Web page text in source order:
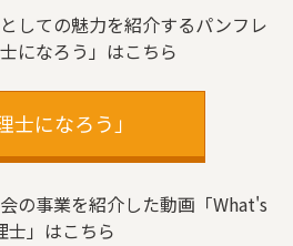
しての魅力を紹介するパンフレ
になろう」はこちら
士になろう」
の事業を紹介した動画「What's
士」はこちら